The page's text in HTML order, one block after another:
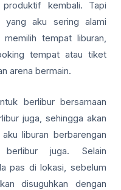
kembali. Tapi
yang aku sering alami
tempat liburan,
tempat atau tiket
arena bermain.
berlibur bersamaan
juga, sehingga akan
liburan berbarengan
juga. Selain
pas di lokasi, sebelum
disuguhkan dengan